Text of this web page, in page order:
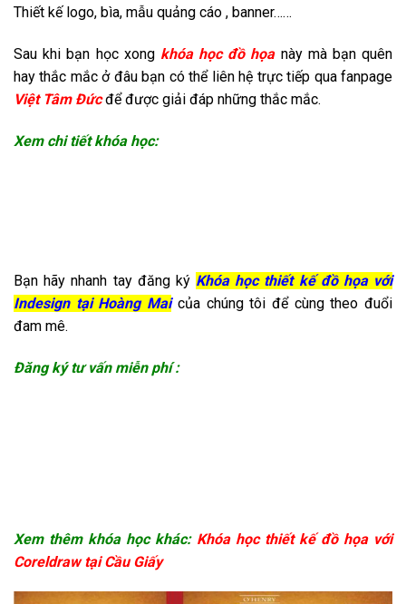
Thiết kế logo, bìa, mẫu quảng cáo , banner……
Sau khi bạn học xong khóa học đồ họanày mà bạn quên
hay thắc mắc ở đâu bạn có thể liên hệ trực tiếp qua fanpage
Việt Tâm Đứcđể được giải đáp những thắc mắc.
Xem chi tiết khóa học:
Bạn hãy nhanh tay đăng ký Khóa học thiết kế đồ họa với
Indesign tại Hoàng Maicủa chúng tôi để cùng theo đuổi
đam mê.
Đăng ký tư vấn miễn phí :
Xem thêm khóa học khác: Khóa học thiết kế đồ họa với
Coreldraw tại Cầu Giấy